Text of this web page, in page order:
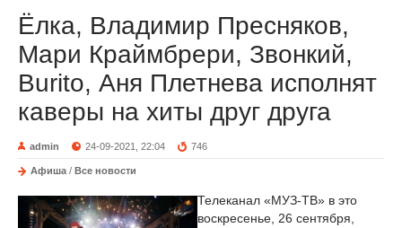
Ёлка, Владимир Пресняков,
Мари Краймбрери, Звонкий,
Burito, Аня Плетнева исполнят
каверы на хиты друг друга
admin 24-09-2021, 22:04 746
Афиша / Все новости
Телеканал «МУЗ-ТВ» в это
воскресенье, 26 сентября,